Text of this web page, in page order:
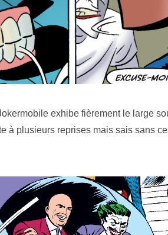
exhibe fièrement le large
à plusieurs reprises mais sais sans